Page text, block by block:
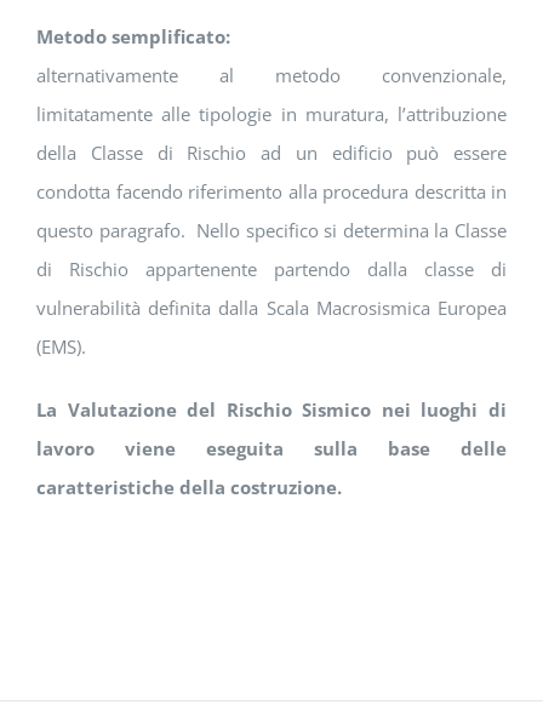
Metodo semplificato:
alternativamente al metodo convenzionale,
limitatamente alle tipologie in muratura, l’attribuzione
della Classe di Rischio ad un edificio può essere
condotta facendo riferimento alla procedura descritta in
questo paragrafo. Nello specifico si determina la Classe
di Rischio appartenente partendo dalla classe di
vulnerabilità definita dalla Scala Macrosismica Europea
(EMS).
La Valutazione del Rischio Sismico nei luoghi di
lavoro viene eseguita sulla base delle
caratteristiche della costruzione.